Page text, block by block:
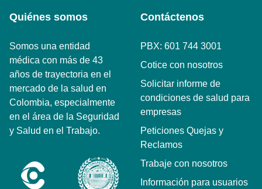
Quiénes somos
Somos una entidad
médica con más de 43
años de trayectoria en el
mercado de la salud en
Colombia, especialmente
en el área de la Seguridad
y Salud en el Trabajo.
Contáctenos
PBX: 601 744 3001
Cotice con nosotros
Solicitar informe de
condiciones de salud para
empresas
Peticiones Quejas y
Reclamos
Trabaje con nosotros
Información para usuarios